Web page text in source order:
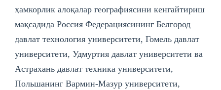
ҳамкорлик алоқалар географиясини кенгайтириш
мақсадида Россия Федерациясининг Белгород
давлат технология университети, Гомель давлат
университети, Удмуртия давлат университети ва
Астрахань давлат техника университети,
Польшанинг Вармин-Мазур университети,